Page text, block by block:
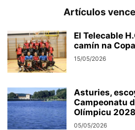
Artículos
El Telecable
camín na
15/05/2026
Asturies,
Campeonatu
Olímpicu 2028
05/05/2026